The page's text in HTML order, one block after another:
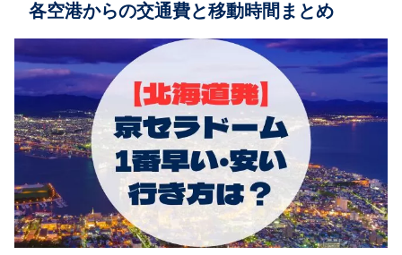
各空港からの交通費と移動時間まとめ